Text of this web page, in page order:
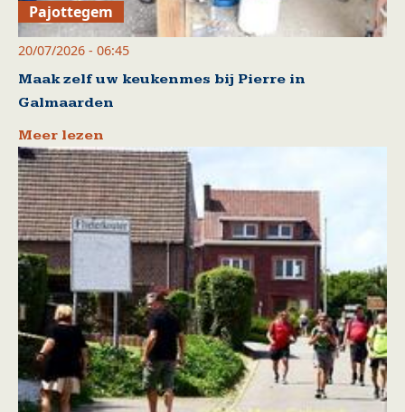
Pajottegem
20/07/2026 - 06:45
Maak zelf uw keukenmes bij Pierre in
Galmaarden
Meer lezen